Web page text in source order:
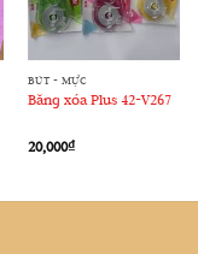
BÚT - MỰC
Băng xóa Plus 42-V267
20,000₫